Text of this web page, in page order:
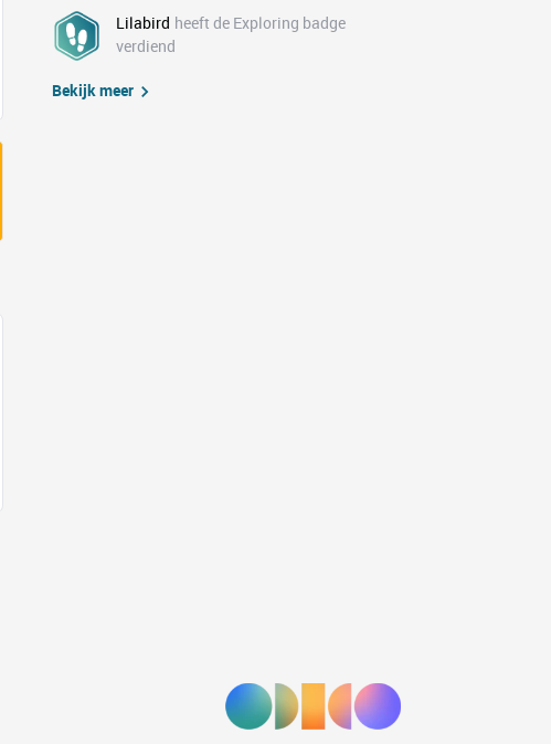
Lilabird heeft de Exploring badge
verdiend
Bekijk meer